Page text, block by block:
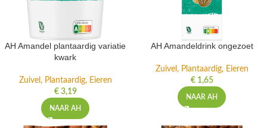
AH Amandel plantaardig variatie
kwark
Zuivel, Plantaardig, Eieren
€3,19
NAAR AH
AH Amandeldrink ongezoet
Zuivel, Plantaardig, Eieren
€1,65
NAAR AH